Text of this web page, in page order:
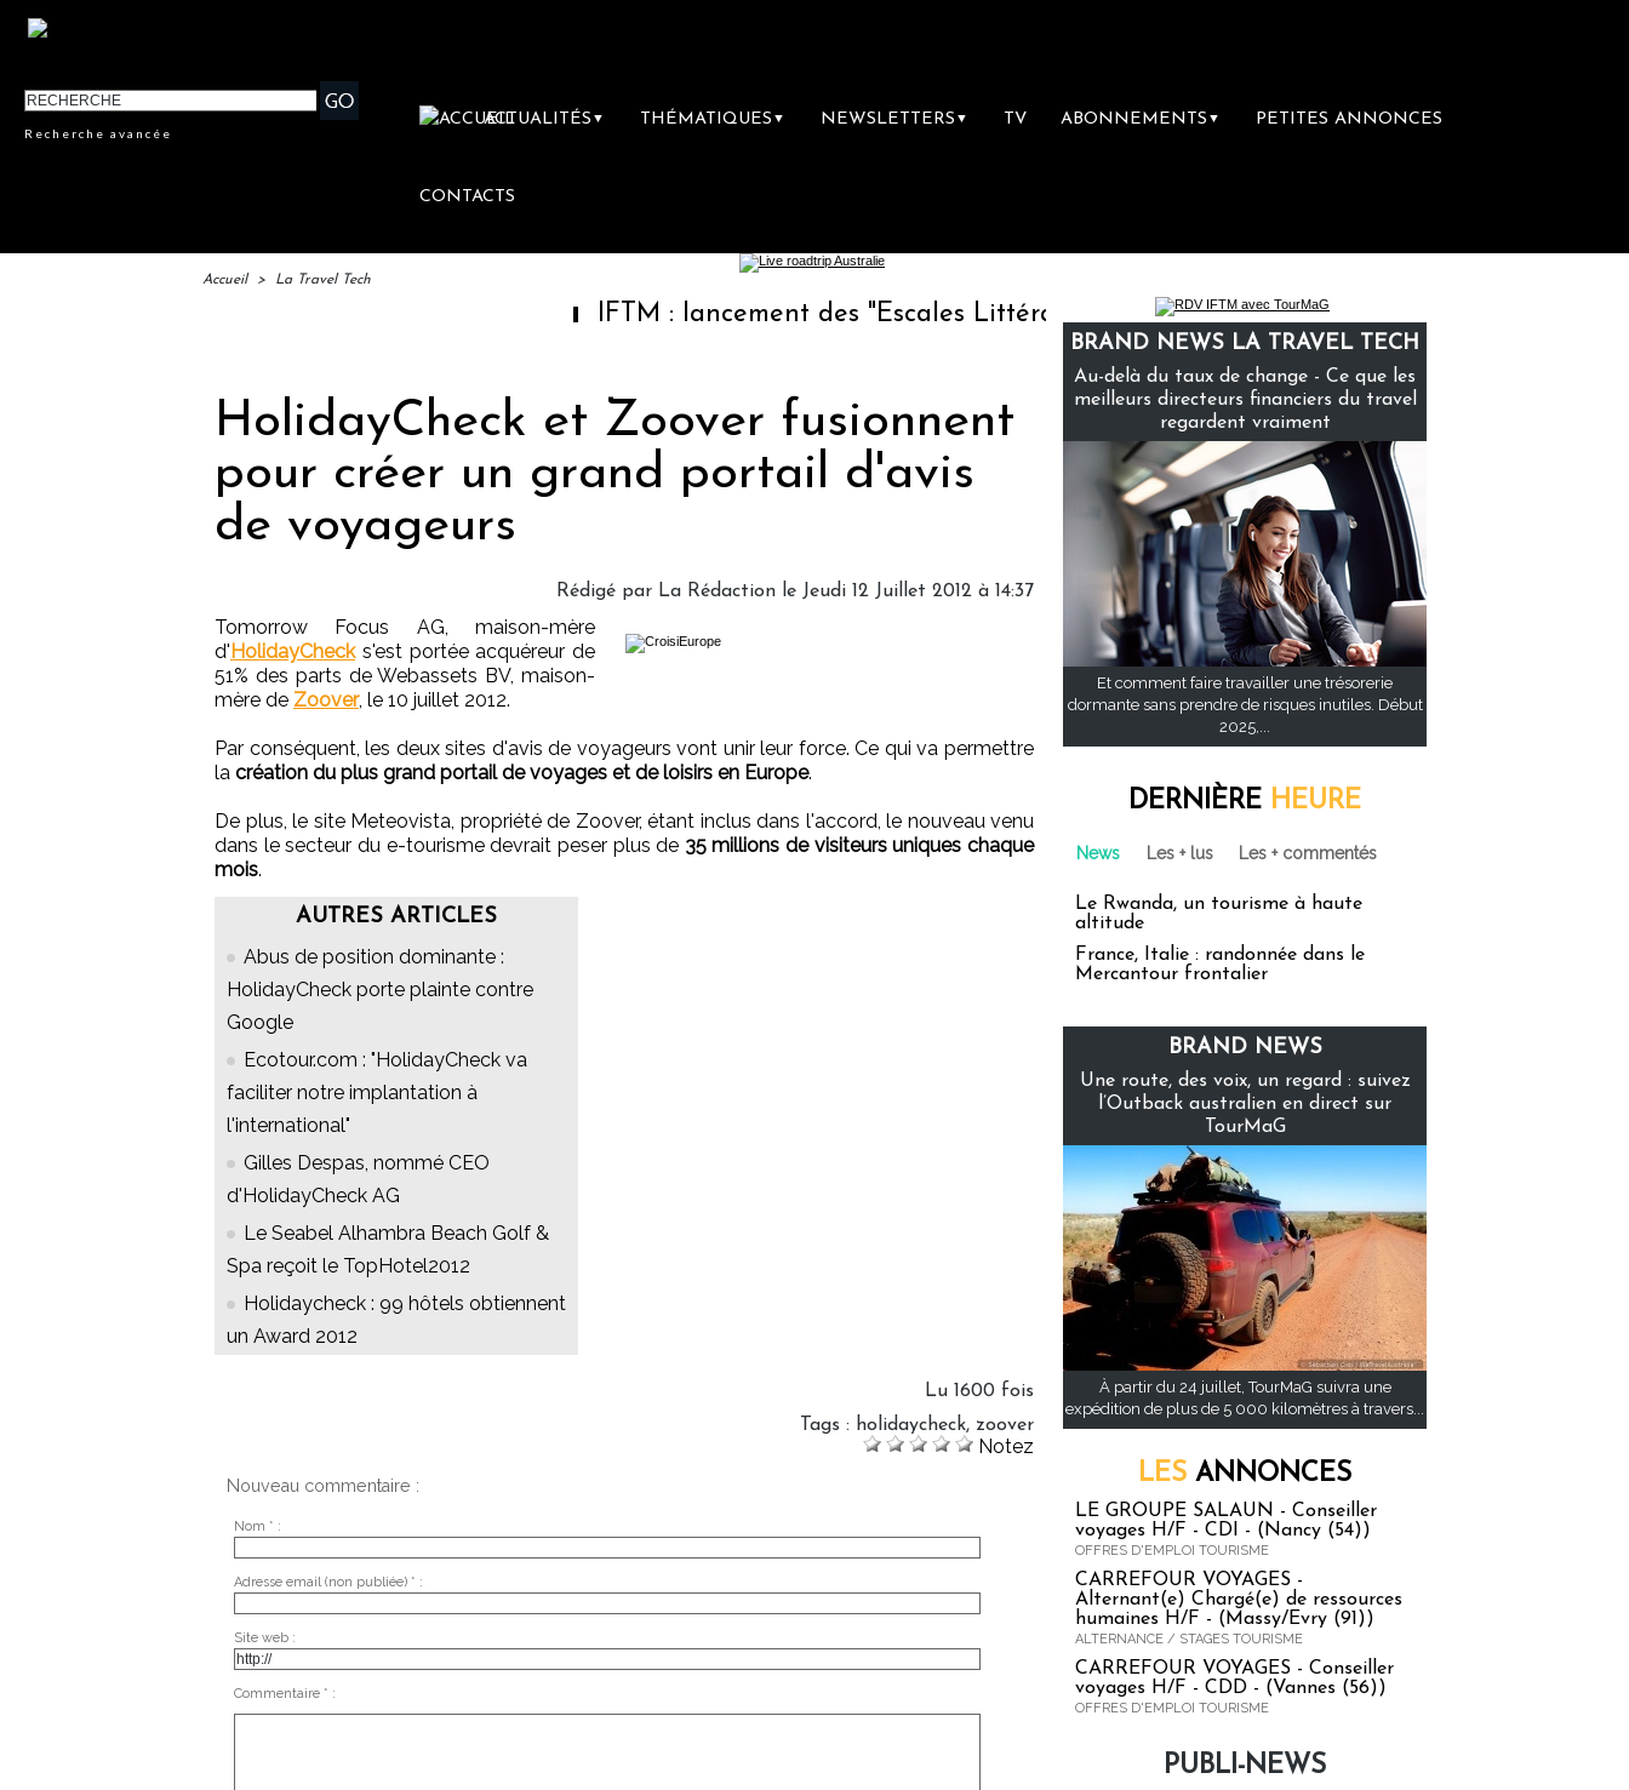
Recherche avancée
ACTUALITÉS ▼ THÉMATIQUES ▼ NEWSLETTERS ▼ TV ABONNEMENTS ▼ PETITES ANNONCES
CONTACTS
Accueil > La Travel Tech
IFTM : lancement des "Escales Littéraires", la première librairie du voyage
HolidayCheck et Zoover fusionnent
pour créer un grand portail d'avis
de voyageurs
Rédigé par La Rédaction le Jeudi 12 Juillet 2012 à 14:37
Tomorrow Focus AG, maison-mère
d'HolidayChecks'est portée acquéreur de
51% des parts de Webassets BV, maison-
mère de Zoover, le 10 juillet 2012.
Par conséquent, les deux sites d'avis de voyageurs vont unir leur force. Ce qui va permettre
la création du plus grand portail de voyages et de loisirs en Europe.
De plus, le site Meteovista, propriété de Zoover, étant inclus dans l'accord, le nouveau venu
dans le secteur du e-tourisme devrait peser plus de 35 millions de visiteurs uniques chaque
mois.
AUTRES ARTICLES
Abus de position dominante :
HolidayCheck porte plainte contre
Google
Ecotour.com : "HolidayCheck va
faciliter notre implantation à
l'international"
Gilles Despas, nommé CEO
d'HolidayCheck AG
Le Seabel Alhambra Beach Golf &
Spa reçoit le TopHotel2012
Holidaycheck : 99 hôtels obtiennent
un Award 2012
Lu 1600 fois
Tags : holidaycheck, zoover
Notez
Nouveau commentaire :
Nom * :
Adresse email (non publiée) * :
Site web :
Commentaire * :
BRAND NEWS LA TRAVEL TECH
Au-delà du taux de change - Ce que les
meilleurs directeurs financiers du travel
regardent vraiment
Et comment faire travailler une trésorerie
dormante sans prendre de risques inutiles. Début
2025,...
DERNIÈRE HEURE
News Les + lus Les + commentés
Le Rwanda, un tourisme à haute
altitude
France, Italie : randonnée dans le
Mercantour frontalier
BRAND NEWS
Une route, des voix, un regard : suivez
l’Outback australien en direct sur
TourMaG
À partir du 24 juillet, TourMaG suivra une
expédition de plus de 5 000 kilomètres à travers...
LES ANNONCES
LE GROUPE SALAUN - Conseiller
voyages H/F - CDI - (Nancy (54))
OFFRES D'EMPLOI TOURISME
CARREFOUR VOYAGES -
Alternant(e) Chargé(e) de ressources
humaines H/F - (Massy/Evry (91))
ALTERNANCE / STAGES TOURISME
CARREFOUR VOYAGES - Conseiller
voyages H/F - CDD - (Vannes (56))
OFFRES D'EMPLOI TOURISME
PUBLI-NEWS